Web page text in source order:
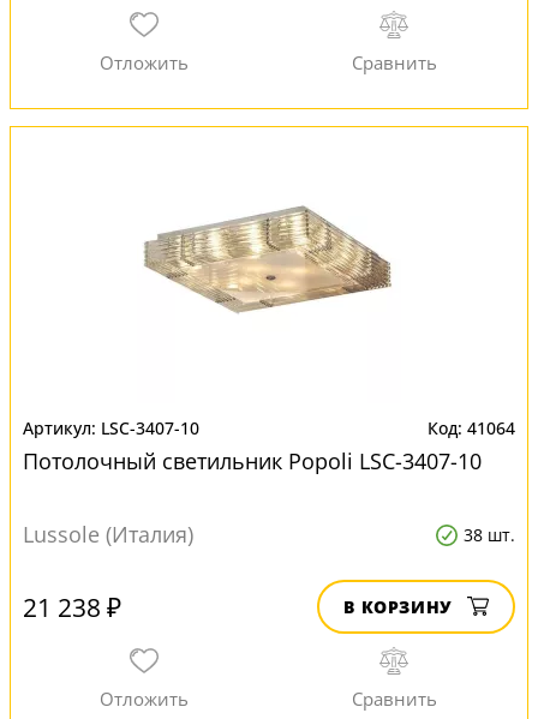
LSC-3407-10 41064
Потолочный светильник Popoli LSC-3407-10
Lussole (Италия) 38 шт.
21 238 ₽ В КОРЗИНУ